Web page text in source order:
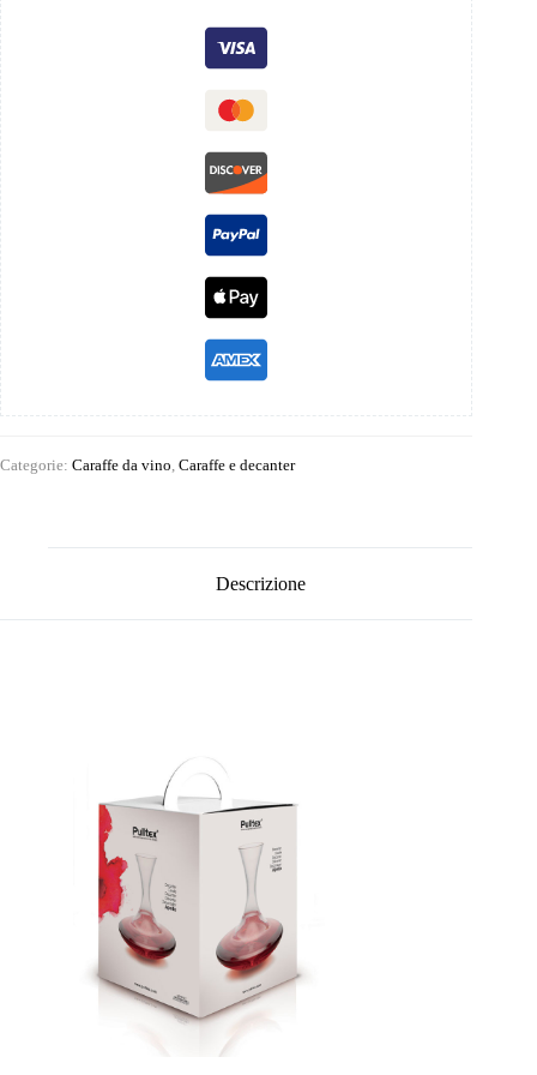
Categorie: Caraffe da vino Caraffe e decanter
Descrizione